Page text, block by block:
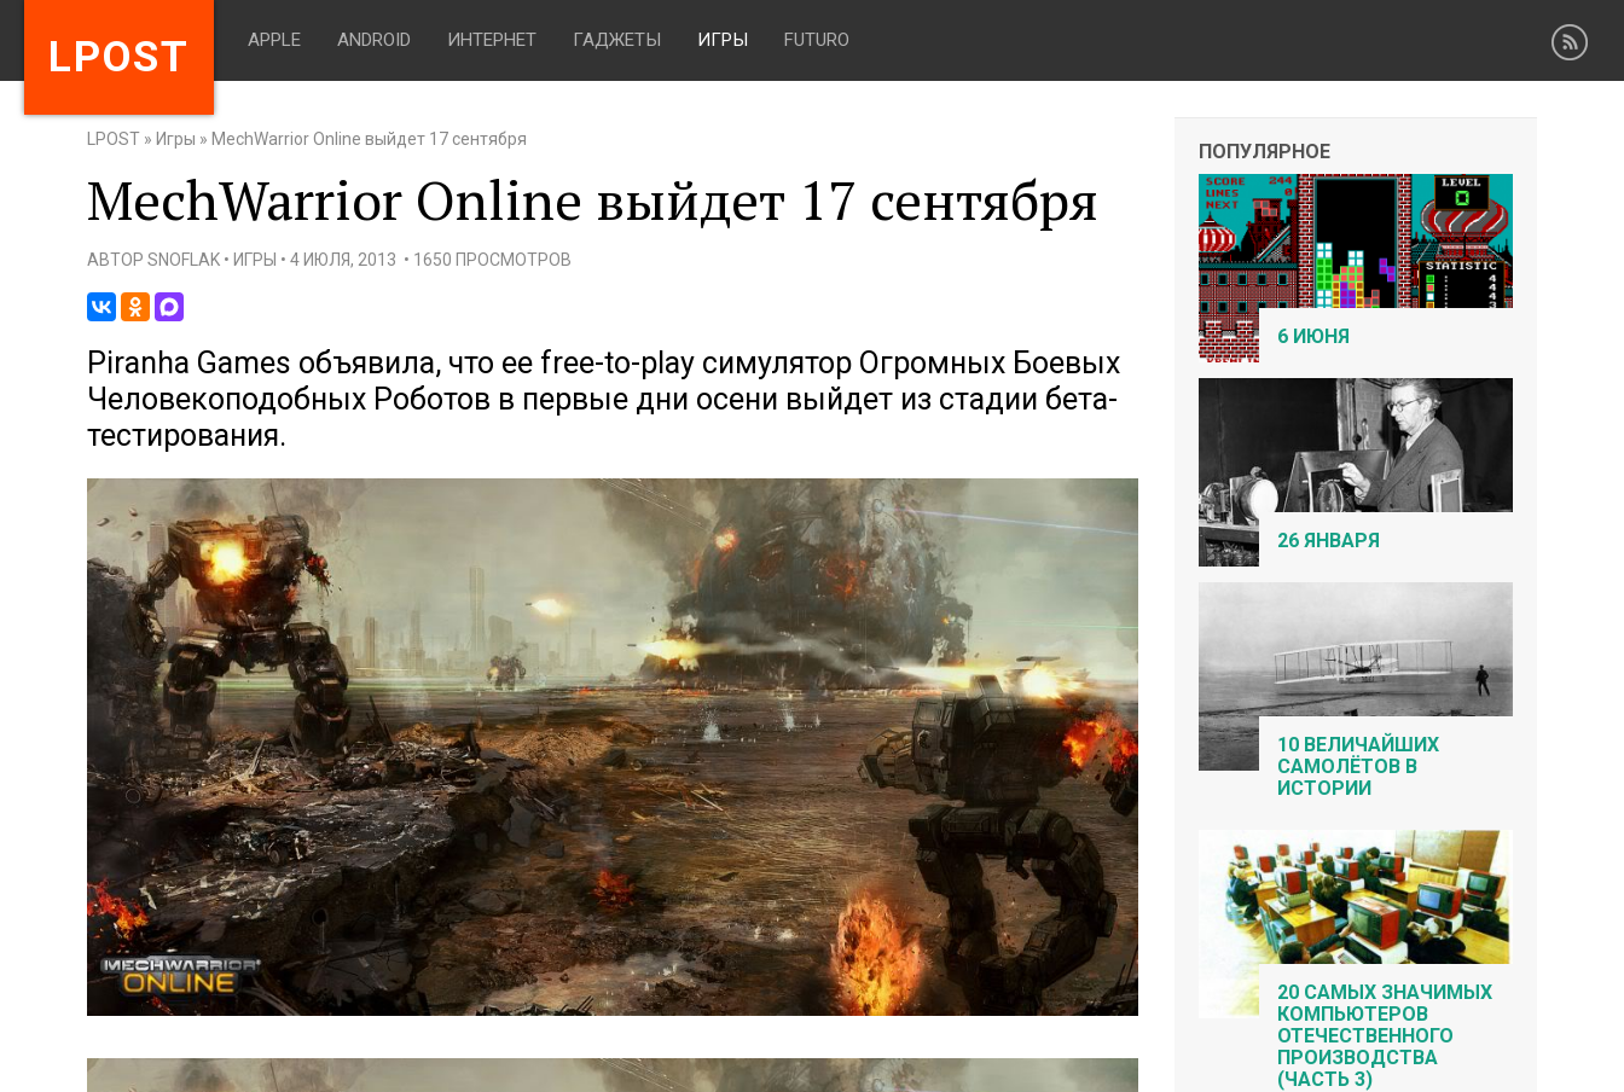
LPOST APPLE ANDROID ИНТЕРНЕТ ГАДЖЕТЫ ИГРЫ FUTURO
LPOST » Игры » MechWarrior Online выйдет 17 сентября
MechWarrior Online выйдет 17 сентября
АВТОР SNOFLAK • ИГРЫ • 4 ИЮЛЯ, 2013 • 1650 ПРОСМОТРОВ
Piranha Games объявила, что ее free-to-play симулятор Огромных Боевых
Человекоподобных Роботов в первые дни осени выйдет из стадии бета-
тестирования.
ПОПУЛЯРНОЕ
6 ИЮНЯ
26 ЯНВАРЯ
10 ВЕЛИЧАЙШИХ
САМОЛЁТОВ В
ИСТОРИИ
20 САМЫХ ЗНАЧИМЫХ
КОМПЬЮТЕРОВ
ОТЕЧЕСТВЕННОГО
ПРОИЗВОДСТВА
(ЧАСТЬ 3)